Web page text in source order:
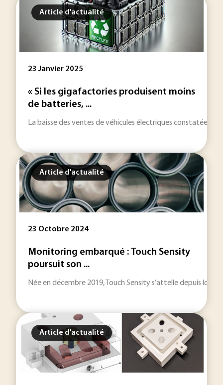
Article d'actualité
23 Janvier 2025
« Si les gigafactories produisent moins
de batteries, ...
La baisse des ventes de véhicules électriques constatée
Article d'actualité
23 Octobre 2024
Monitoring embarqué : Touch Sensity
poursuit son ...
Née en décembre 2019, Touch Sensity s’attelle depuis
Article d'actualité